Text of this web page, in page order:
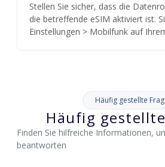
Stellen Sie sicher, dass die
die betreffende eSIM aktiviert ist.
Einstellungen > Mobilfunk auf
Häufig gestellte
Häufig
Finden Sie hilfreiche Informationen,
beantworten